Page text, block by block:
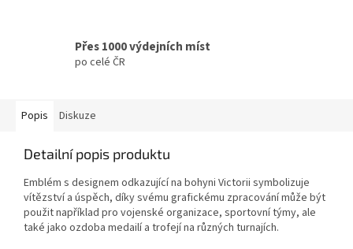
Přes 1000 výdejních míst
po celé ČR
Popis Diskuze
Detailní popis produktu
Emblém s designem odkazující na bohyni Victorii symbolizuje
vítězství a úspěch, díky svému grafickému zpracování může být
použit například pro vojenské organizace, sportovní týmy, ale
také jako ozdoba medailí a trofejí na různých turnajích.